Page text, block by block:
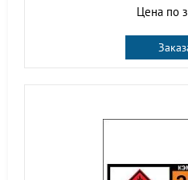
Цена по